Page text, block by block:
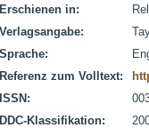
Erschienen in:
Verlagsangabe:
Sprache:
Referenz zum Volltext:
ISSN:
DDC-Klassifikation: